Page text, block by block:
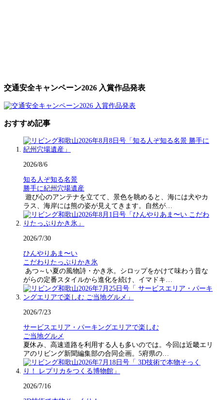
交通安全キャンペーン2026 入賞作品発表
おすすめ記事
2026/8/6
知る人ぞ知る名景
勝手に紀州穴場遺産
遊び心のアンテナを立てて、景色を眺めると、海には犬やカ
ラス、海岸には熊の姿が見えてきます。自然が…
2026/7/30
ひんやりあま〜い
こだわりたっぷりかき氷
あつ～い夏の風物詩・かき氷。シロップをかけて味わう昔な
がらの定番スタイルから進化を続け、イマドキ…
2026/7/23
サービスエリア・パーキングエリアで楽しむ
ご当地グルメ
夏休み、高速道路を利用する人も多いのでは。今回は近畿エリ
アのリビング新聞編集部の合同企画。5府県の…
2026/7/16